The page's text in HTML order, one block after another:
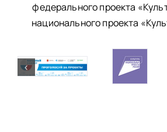
федерального проекта
национального проекта